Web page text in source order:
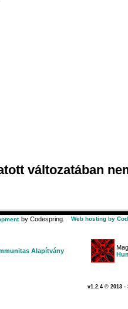
változatában
by Codespring. Web hosting by
Alapítvány
v1.2.4 © 2013